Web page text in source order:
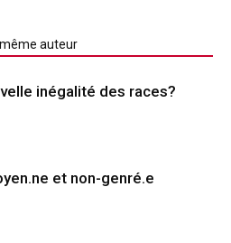
même auteur
inégalité des races?
et non-genré.e